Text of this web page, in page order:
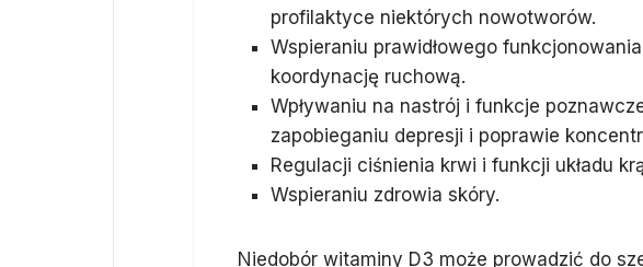
profilaktyce niektórych nowotworów.
Wspieraniu prawidłowego
koordynację ruchową.
Wpływaniu na nastrój i funkcje
zapobieganiu depresji i poprawie
Regulacji ciśnienia krwi i funkcji układu
Wspieraniu zdrowia skóry.
Niedobór witaminy D3 może prowadzić do